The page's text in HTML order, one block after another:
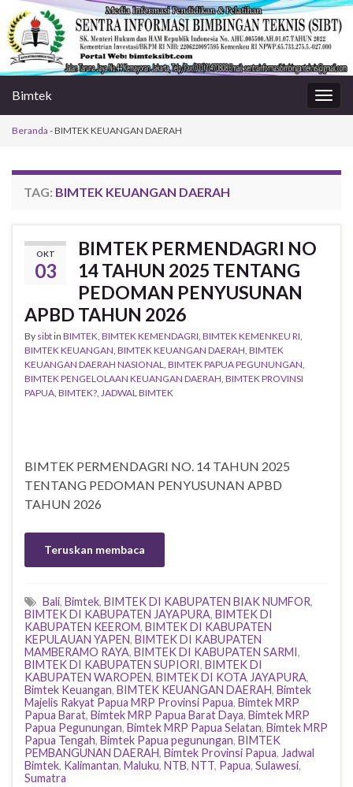
Bimtek
Beranda -BIMTEK KEUANGAN DAERAH
TAG: BIMTEK KEUANGAN DAERAH
OKT
03
BIMTEK PERMENDAGRI NO
14 TAHUN 2025 TENTANG
PEDOMAN PENYUSUNAN
APBD TAHUN 2026
By sibtin BIMTEK, BIMTEK KEMENDAGRI, BIMTEK KEMENKEU RI,
BIMTEK KEUANGAN, BIMTEK KEUANGAN DAERAH, BIMTEK
KEUANGAN DAERAH NASIONAL, BIMTEK PAPUA PEGUNUNGAN,
BIMTEK PENGELOLAAN KEUANGAN DAERAH, BIMTEK PROVINSI
PAPUA, BIMTEK?, JADWAL BIMTEK
BIMTEK PERMENDAGRI NO. 14 TAHUN 2025
TENTANG PEDOMAN PENYUSUNAN APBD
TAHUN 2026
Teruskan membaca
Bali, Bimtek, BIMTEK DI KABUPATEN BIAK NUMFOR,
BIMTEK DI KABUPATEN JAYAPURA, BIMTEK DI
KABUPATEN KEEROM, BIMTEK DI KABUPATEN
KEPULAUAN YAPEN, BIMTEK DI KABUPATEN
MAMBERAMO RAYA, BIMTEK DI KABUPATEN SARMI,
BIMTEK DI KABUPATEN SUPIORI, BIMTEK DI
KABUPATEN WAROPEN, BIMTEK DI KOTA JAYAPURA,
Bimtek Keuangan, BIMTEK KEUANGAN DAERAH, Bimtek
Majelis Rakyat Papua MRP Provinsi Papua, Bimtek MRP
Papua Barat, Bimtek MRP Papua Barat Daya, Bimtek MRP
Papua Pegunungan, Bimtek MRP Papua Selatan, Bimtek MRP
Papua Tengah, Bimtek Papua pegunungan, BIMTEK
PEMBANGUNAN DAERAH, Bimtek Provinsi Papua, Jadwal
Bimtek, Kalimantan, Maluku, NTB, NTT, Papua, Sulawesi,
Sumatra